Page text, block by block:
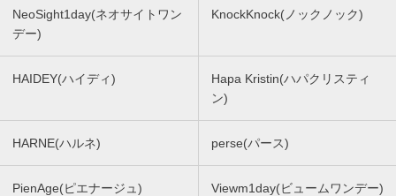
NeoSight1day(ネオサイトワン
デー)
KnockKnock(ノックノック)
HAIDEY(ハイディ)
Hapa Kristin(ハパクリスティ
ン)
HARNE(ハルネ) perse(パース)
PienAge(ピエナージュ) Viewm1day(ビュームワンデー)